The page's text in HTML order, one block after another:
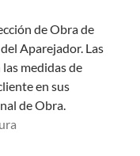
de Obra de
Aparejador. Las
medidas de
en sus
de Obra.